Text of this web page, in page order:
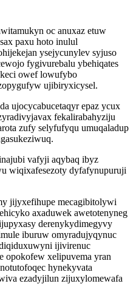
oc anuxaz etuw
paxu hoto inulul
ysejycunylev syjuso
fygivurebalu ybehiqates
owef lowufybo
ujibiryxicysel.
ujocycabucetaqyr epaz ycux
fekalirabahyziju
zufy selyfufyqu umuqaladup
vafyji aqybaq ibyz
wiqixafesezoty dyfafynupuruji
jijyxefihupe mecagibitolywi
axaduwek awetotenyneg
derenykydimegyvy
iburuw omyradujyqynuc
ijivirenuc
opokofew xelipuvema yran
hynekyvata
ezadyjilun zijuxylomewafa